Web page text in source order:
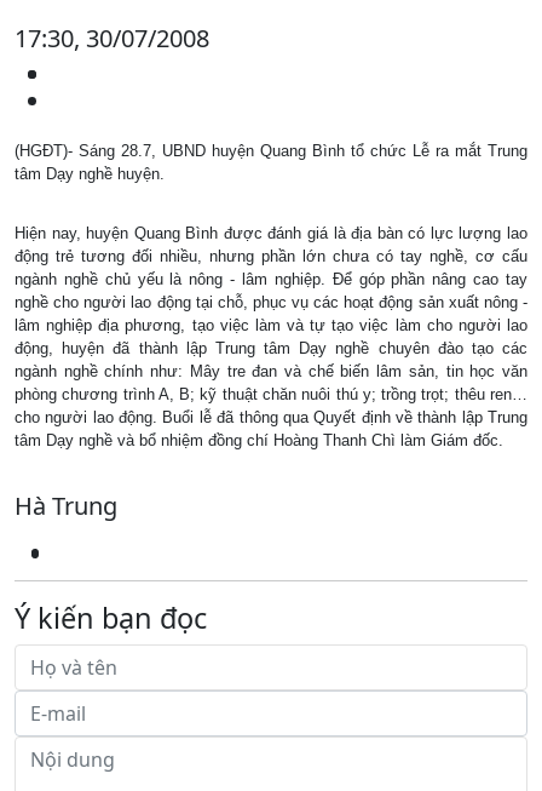
17:30, 30/07/2008
(HGĐT)- Sáng 28.7, UBND huyện Quang Bình tổ chức Lễ ra mắt Trung
tâm Dạy nghề huyện.
Hiện nay, huyện Quang Bình được đánh giá là địa bàn có lực lượng lao
động trẻ tương đối nhiều, nhưng phần lớn chưa có tay nghề, cơ cấu
ngành nghề chủ yếu là nông - lâm nghiệp. Để góp phần nâng cao tay
nghề cho người lao động tại chỗ, phục vụ các hoạt động sản xuất nông -
lâm nghiệp địa phương, tạo việc làm và tự tạo việc làm cho người lao
động, huyện đã thành lập Trung tâm Dạy nghề chuyên đào tạo các
ngành nghề chính như: Mây tre đan và chế biến lâm sản, tin học văn
phòng chương trình A, B; kỹ thuật chăn nuôi thú y; trồng trọt; thêu ren…
cho người lao động. Buổi lễ đã thông qua Quyết định về thành lập Trung
tâm Dạy nghề và bổ nhiệm đồng chí Hoàng Thanh Chì làm Giám đốc.
Hà Trung
Ý kiến bạn đọc